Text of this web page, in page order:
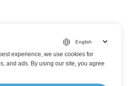
experience, we use cookies for
and ads. By using our site, you agree